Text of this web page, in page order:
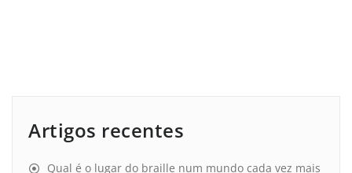
Artigos recentes
Qual é o lugar do braille num mundo cada vez mais